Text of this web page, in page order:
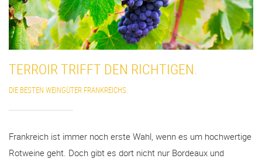
TERROIR TRIFFT DEN RICHTIGEN.
DIE BESTEN WEINGÜTER FRANKREICHS.
Frankreich ist immer noch erste Wahl, wenn es um hochwertige
Rotweine geht. Doch gibt es dort nicht nur Bordeaux und